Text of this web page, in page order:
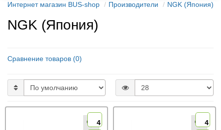
Интернет магазин BUS-shop Производители NGK (Япония)
NGK (Япония)
Сравнение товаров (0)
4 4